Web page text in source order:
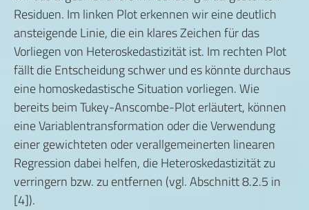
Residuen. Im linken Plot erkennen wir eine deutlich
ansteigende Linie, die ein klares Zeichen für das
Vorliegen von Heteroskedastizität ist. Im rechten Plot
fällt die Entscheidung schwer und es könnte durchaus
eine homoskedastische Situation vorliegen. Wie
bereits beim Tukey-Anscombe-Plot erläutert, können
eine Variablentransformation oder die Verwendung
einer gewichteten oder verallgemeinerten linearen
Regression dabei helfen, die Heteroskedastizität zu
verringern bzw. zu entfernen (vgl. Abschnitt 8.2.5 in
[4]).